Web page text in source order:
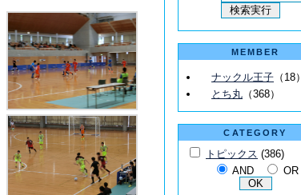
MEMBER
ナックル王子 （18）
とち丸 （368）
CATEGORY
トピックス (386)
AND
OR